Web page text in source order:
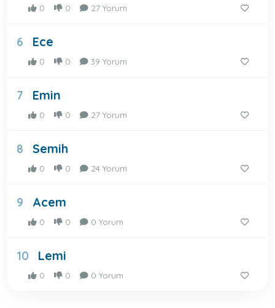
0 0 27 Yorum
6 Ece
0 0 39 Yorum
7 Emin
0 0 27 Yorum
8 Semih
0 0 24 Yorum
9 Acem
0 0 0 Yorum
10 Lemi
0 0 0 Yorum